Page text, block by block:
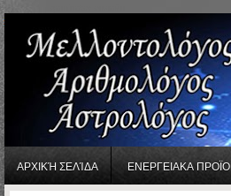
ΑΡΧΙΚΉ ΣΕΛΊΔΑ ΕΝΕΡΓΕΙΑΚΑ